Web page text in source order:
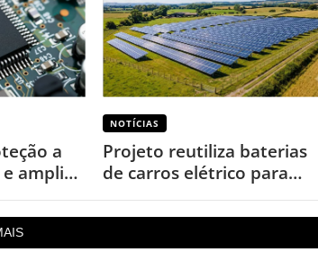
a
amplia
NOTÍCIAS
Projeto reutiliza baterias
de carros elétrico para
garantir energia em áreas
rurais